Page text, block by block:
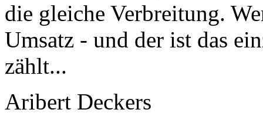
die gleiche Verbreitung.
Umsatz - und der ist das
zählt...
Aribert Deckers